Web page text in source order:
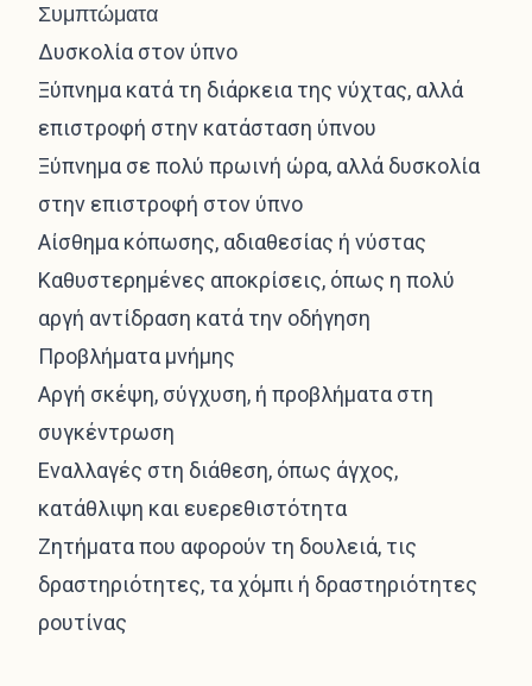
Συμπτώματα
Δυσκολία στον ύπνο
Ξύπνημα κατά τη διάρκεια της νύχτας, αλλά
επιστροφή στην κατάσταση ύπνου
Ξύπνημα σε πολύ πρωινή ώρα, αλλά δυσκολία
στην επιστροφή στον ύπνο
Αίσθημα κόπωσης, αδιαθεσίας ή νύστας
Καθυστερημένες αποκρίσεις, όπως η πολύ
αργή αντίδραση κατά την οδήγηση
Προβλήματα μνήμης
Αργή σκέψη, σύγχυση, ή προβλήματα στη
συγκέντρωση
Εναλλαγές στη διάθεση, όπως άγχος,
κατάθλιψη και ευερεθιστότητα
Ζητήματα που αφορούν τη δουλειά, τις
δραστηριότητες, τα χόμπι ή δραστηριότητες
ρουτίνας